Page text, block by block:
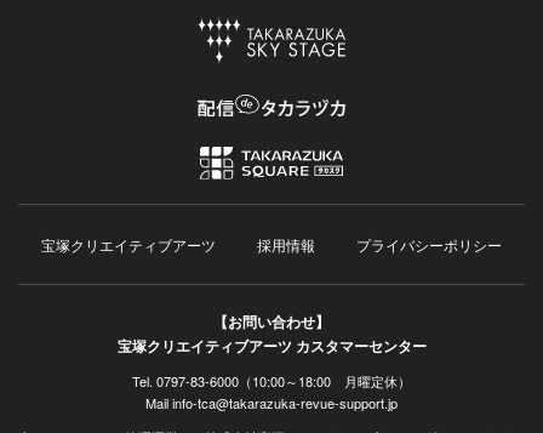
宝塚クリエイティブアーツ 採用情報 プライバシーポリシー
【お問い合わせ】
宝塚クリエイティブアーツ カスタマーセンター
Tel. 0797-83-6000（10:00～18:00 月曜定休）
Mail info-tca@takarazuka-revue-support.jp